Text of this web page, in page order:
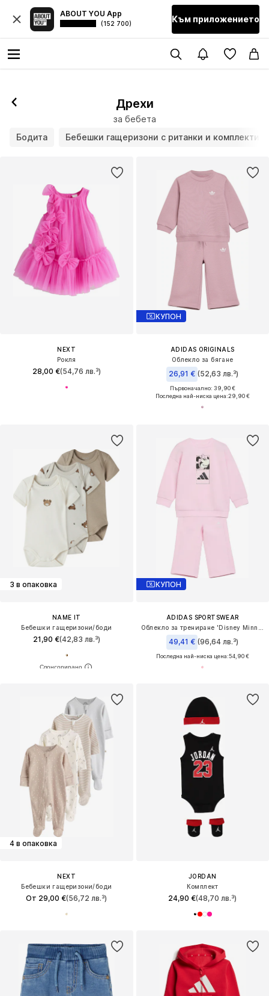
ABOUT YOU App
(152 700) Към приложението
Дрехи
за бебета
Бодита
Бебешки гащеризони с ританки и комплекти
NEXT
Рокля
28,00 €(54,76 лв.³)
КУПОН
ADIDAS ORIGINALS
Облекло за бягане
26,91 € (52,63 лв.³)
Първоначално: 39,90 €
Последна най-ниска цена:29,90 €
3 в опаковка
NAME IT
Бебешки гащеризони/боди
21,90 €(42,83 лв.³)
КУПОН
ADIDAS SPORTSWEAR
49,41 € (96,64 лв.³)
Последна най-ниска цена:54,90 €
4 в опаковка
NEXT
Бебешки гащеризони/боди
От 29,00 €(56,72 лв.³)
JORDAN
Комплект
24,90 €(48,70 лв.³)